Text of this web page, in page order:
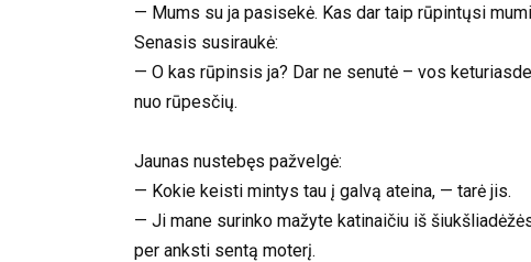
— Mums su ja pasisekė. Kas dar taip rūpintųsi
Senasis susiraukė:
— O kas rūpinsis ja? Dar ne senutė – vos
nuo rūpesčių.
Jaunas nustebęs pažvelgė:
— Kokie keisti mintys tau į galvą ateina, — tarė jis.
— Ji mane surinko mažyte katinaičiu iš
per anksti sentą moterį.